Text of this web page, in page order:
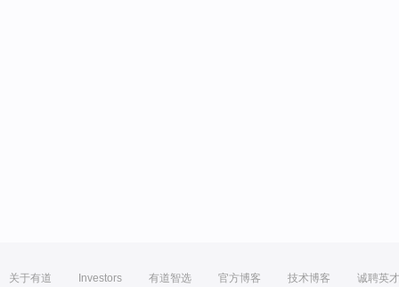
关于有道 Investors 有道智选 官方博客 技术博客 诚聘英才